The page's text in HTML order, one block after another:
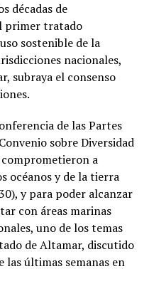
décadas de
primer tratado
sostenible de la
nacionales,
subraya el consenso
de las Partes
sobre Diversidad
comprometieron a
océanos y de la tierra
y para poder alcanzar
con áreas marinas
uno de los temas
de Altamar, discutido
últimas semanas en